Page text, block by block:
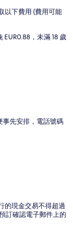
以下費用 (費用可能
，未滿 18 歲
事先安排，電話號碼
的現金交易不得超過
訂確認電子郵件上的